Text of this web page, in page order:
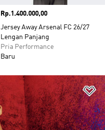
Harga
Rp.1.400.000,00
Jersey Away Arsenal FC 26/27
Lengan Panjang
Pria Performance
Baru